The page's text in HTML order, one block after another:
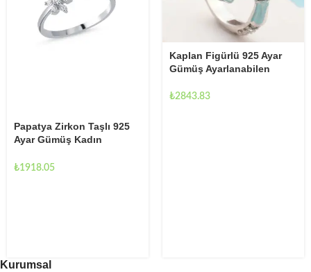
Papatya Zirkon Taşlı 925
Ayar Gümüş Kadın
₺1918.05
Kaplan Figürlü 925 Ayar ​
Gümüş Ayarlanabilen
₺2843.83
Kurumsal